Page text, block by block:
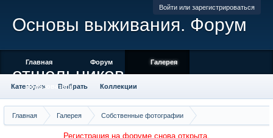
Войти или зарегистрироваться
Главная Галерея Собственные фотографии
Торгашинская пещера (окрестности Красноярска), фото Игоря Орловского
Регистрация на форуме снова открыта.
Основы выживания. Форум
отшельников
Главная Форум Галерея
Категории Выбрать Коллекции
Места отмеченные на карте Камера Облако тегов
Пользователи